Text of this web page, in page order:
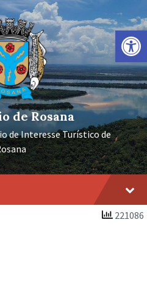
Barra de Ferramentas Aberta
de Rosana
de Interesse Turístico de
221086